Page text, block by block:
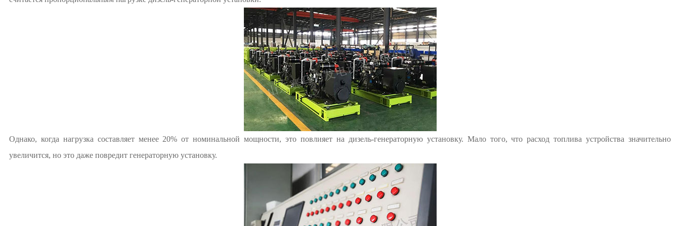
Однако, когда нагрузка составляет менее 20% от номинальной мощности, это повлияет на дизель-генераторную установку. Мало того, что расход топлива устройства значительно
увеличится, но это даже повредит генераторную установку.